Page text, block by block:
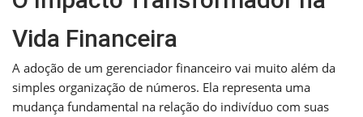
Vida Financeira
A adoção de um gerenciador financeiro vai muito além da
simples organização de números. Ela representa uma
mudança fundamental na relação do indivíduo com suas